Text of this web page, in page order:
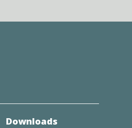
Downloads